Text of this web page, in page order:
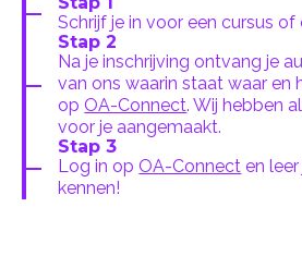
Schrijf je in voor een cursus of
Stap 2
Na je inschrijving ontvang je
van ons waarin staat waar en
op OA-Connect. Wij hebben
voor je aangemaakt.
Stap 3
Log in op OA-Connect en
kennen!